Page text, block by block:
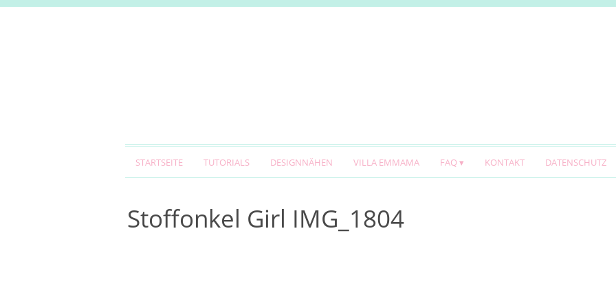
STARTSEITE TUTORIALS DESIGNNÄHEN VILLA EMMAMA FAQ KONTAKT DATENSCHUTZ
Stoffonkel Girl IMG_1804